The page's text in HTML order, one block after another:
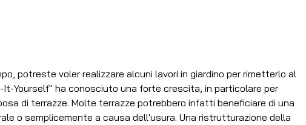
potreste voler realizzare alcuni lavori in giardino per rimetterlo al
It-Yourself" ha conosciuto una forte crescita, in particolare per
di terrazze. Molte terrazze potrebbero infatti beneficiare di una
o semplicemente a causa dell'usura. Una ristrutturazione della